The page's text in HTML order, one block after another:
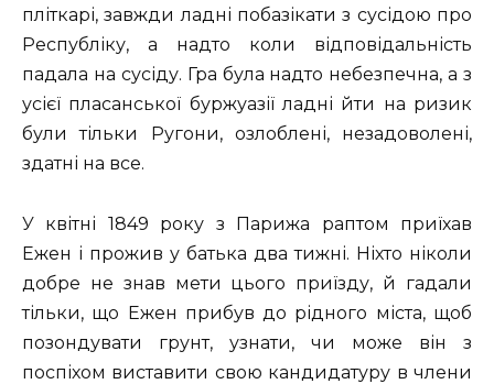
пліткарі, завжди ладні побазікати з сусідою про
Республіку, а надто коли відповідальність
падала на сусіду. Гра була надто небезпечна, а з
усієї пласанської буржуазії ладні йти на ризик
були тільки Ругони, озлоблені, незадоволені,
здатні на все.
У квітні 1849 року з Парижа раптом приїхав
Ежен і прожив у батька два тижні. Ніхто ніколи
добре не знав мети цього приїзду, й гадали
тільки, що Ежен прибув до рідного міста, щоб
позондувати грунт, узнати, чи може він з
поспіхом виставити свою кандидатуру в члени